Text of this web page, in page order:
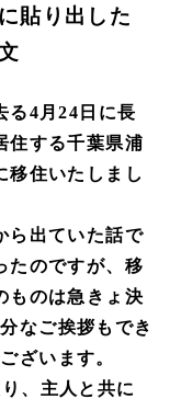
貼り出した
る4 月24 日に長
住する千葉県浦
移住いたしまし
ら出ていた話で
たのですが、移
ものは急きょ決
なご挨拶もでき
ざいます。
、主人と共に